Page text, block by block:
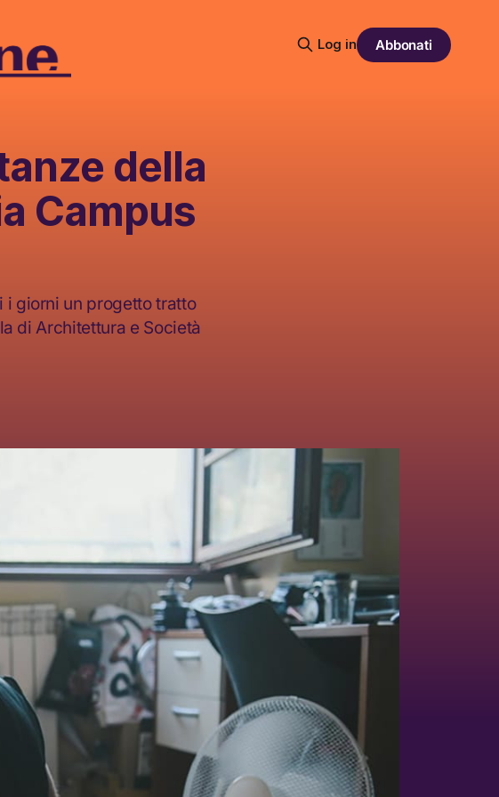
Log in Abbonati
della
Campus
i giorni un progetto tratto
di Architettura e Società